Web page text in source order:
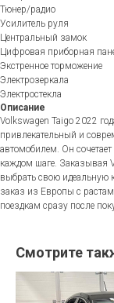
Тюнер/радио
Усилитель руля
Центральный замок
Цифровая приборная
Экстренное торможение
Электрозеркала
Электростекла
Описание
Volkswagen Taigo 2022
привлекательный и
автомобилем. Он
каждом шаге. Заказывая
выбрать свою идеальную
заказ из Европы с
поездкам сразу после
Смотрите